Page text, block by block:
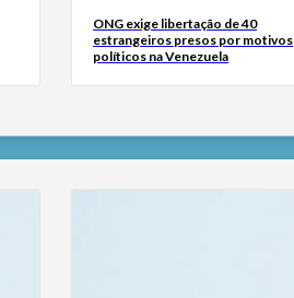
ONG exige libertação de 40
estrangeiros presos por motivos
políticos na Venezuela